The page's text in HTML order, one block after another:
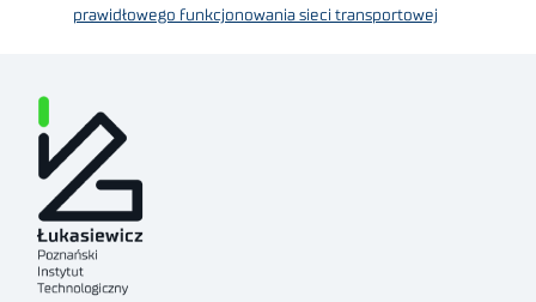
prawidłowego funkcjonowania sieci transportowej